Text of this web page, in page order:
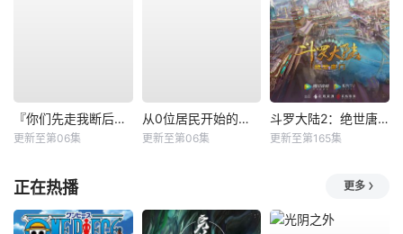
『你们先走我断后』，于是10年后我成为了传说
更新至第06集
从0位居民开始的边境领主大人
更新至第06集
斗罗大陆2：绝世唐门
更新至第165集
正在热播 更多